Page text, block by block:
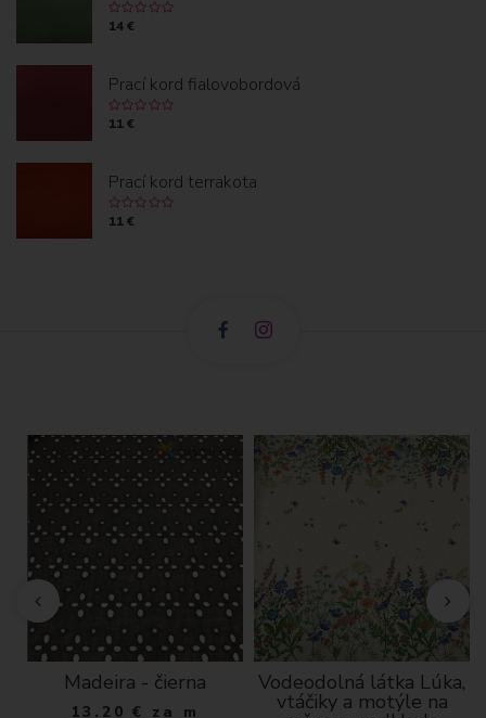
14 €
Prací kord fialovobordová
11 €
Prací kord terrakota
11 €
Madeira - čierna
13.20 € za m
Vodeodolná látka Lúka,
vtáčiky a motýle na